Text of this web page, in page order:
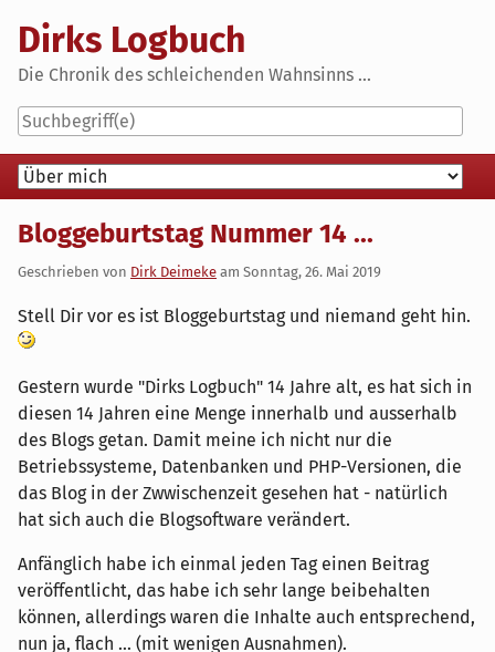
content
Dirks Logbuch
Die Chronik des schleichenden Wahnsinns ...
Navigation
Bloggeburtstag Nummer 14 ...
Geschrieben von Dirk Deimeke am Sonntag, 26. Mai 2019
Stell Dir vor es ist Bloggeburtstag und niemand geht hin.
Gestern wurde "Dirks Logbuch" 14 Jahre alt, es hat sich in
diesen 14 Jahren eine Menge innerhalb und ausserhalb
des Blogs getan. Damit meine ich nicht nur die
Betriebssysteme, Datenbanken und PHP-Versionen, die
das Blog in der Zwwischenzeit gesehen hat - natürlich
hat sich auch die Blogsoftware verändert.
Anfänglich habe ich einmal jeden Tag einen Beitrag
veröffentlicht, das habe ich sehr lange beibehalten
können, allerdings waren die Inhalte auch entsprechend,
nun ja, flach ... (mit wenigen Ausnahmen).